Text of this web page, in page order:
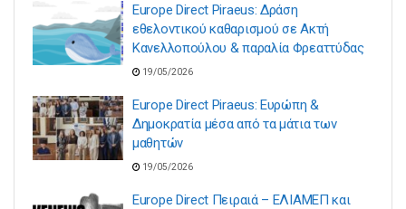
Europe Direct Piraeus: Δράση
εθελοντικού καθαρισμού σε Ακτή
Κανελλοπούλου & παραλία Φρεαττύδας
19/05/2026
Europe Direct Piraeus: Ευρώπη &
Δημοκρατία μέσα από τα μάτια των
μαθητών
19/05/2026
Europe Direct Πειραιά – ΕΛΙΑΜΕΠ και